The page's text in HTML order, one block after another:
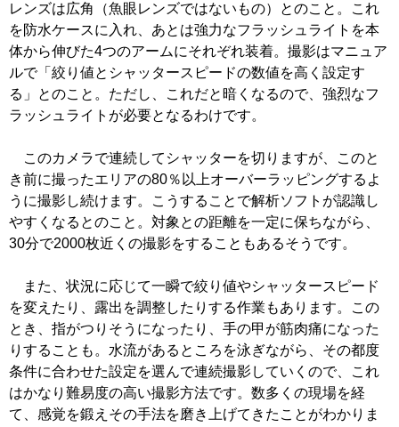
レンズは広角（魚眼レンズではないもの）とのこと。これ
を防水ケースに入れ、あとは強力なフラッシュライトを本
体から伸びた4つのアームにそれぞれ装着。撮影はマニュア
ルで「絞り値とシャッタースピードの数値を高く設定す
る」とのこと。ただし、これだと暗くなるので、強烈なフ
ラッシュライトが必要となるわけです。
このカメラで連続してシャッターを切りますが、このと
き前に撮ったエリアの80％以上オーバーラッピングするよ
うに撮影し続けます。こうすることで解析ソフトが認識し
やすくなるとのこと。対象との距離を一定に保ちながら、
30分で2000枚近くの撮影をすることもあるそうです。
また、状況に応じて一瞬で絞り値やシャッタースピード
を変えたり、露出を調整したりする作業もあります。この
とき、指がつりそうになったり、手の甲が筋肉痛になった
りすることも。水流があるところを泳ぎながら、その都度
条件に合わせた設定を選んで連続撮影していくので、これ
はかなり難易度の高い撮影方法です。数多くの現場を経
て、感覚を鍛えその手法を磨き上げてきたことがわかりま